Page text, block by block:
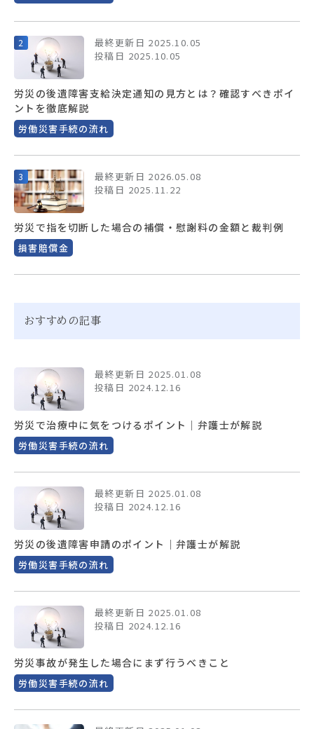
最終更新日 2025.10.05
投稿日 2025.10.05
労災の後遺障害支給決定通知の見方とは？確認すべきポイ
ントを徹底解説
労働災害手続の流れ
最終更新日 2026.05.08
投稿日 2025.11.22
労災で指を切断した場合の補償・慰謝料の金額と裁判例
損害賠償金
おすすめの記事
最終更新日 2025.01.08
投稿日 2024.12.16
労災で治療中に気をつけるポイント｜弁護士が解説
労働災害手続の流れ
最終更新日 2025.01.08
投稿日 2024.12.16
労災の後遺障害申請のポイント｜弁護士が解説
労働災害手続の流れ
最終更新日 2025.01.08
投稿日 2024.12.16
労災事故が発生した場合にまず行うべきこと
労働災害手続の流れ